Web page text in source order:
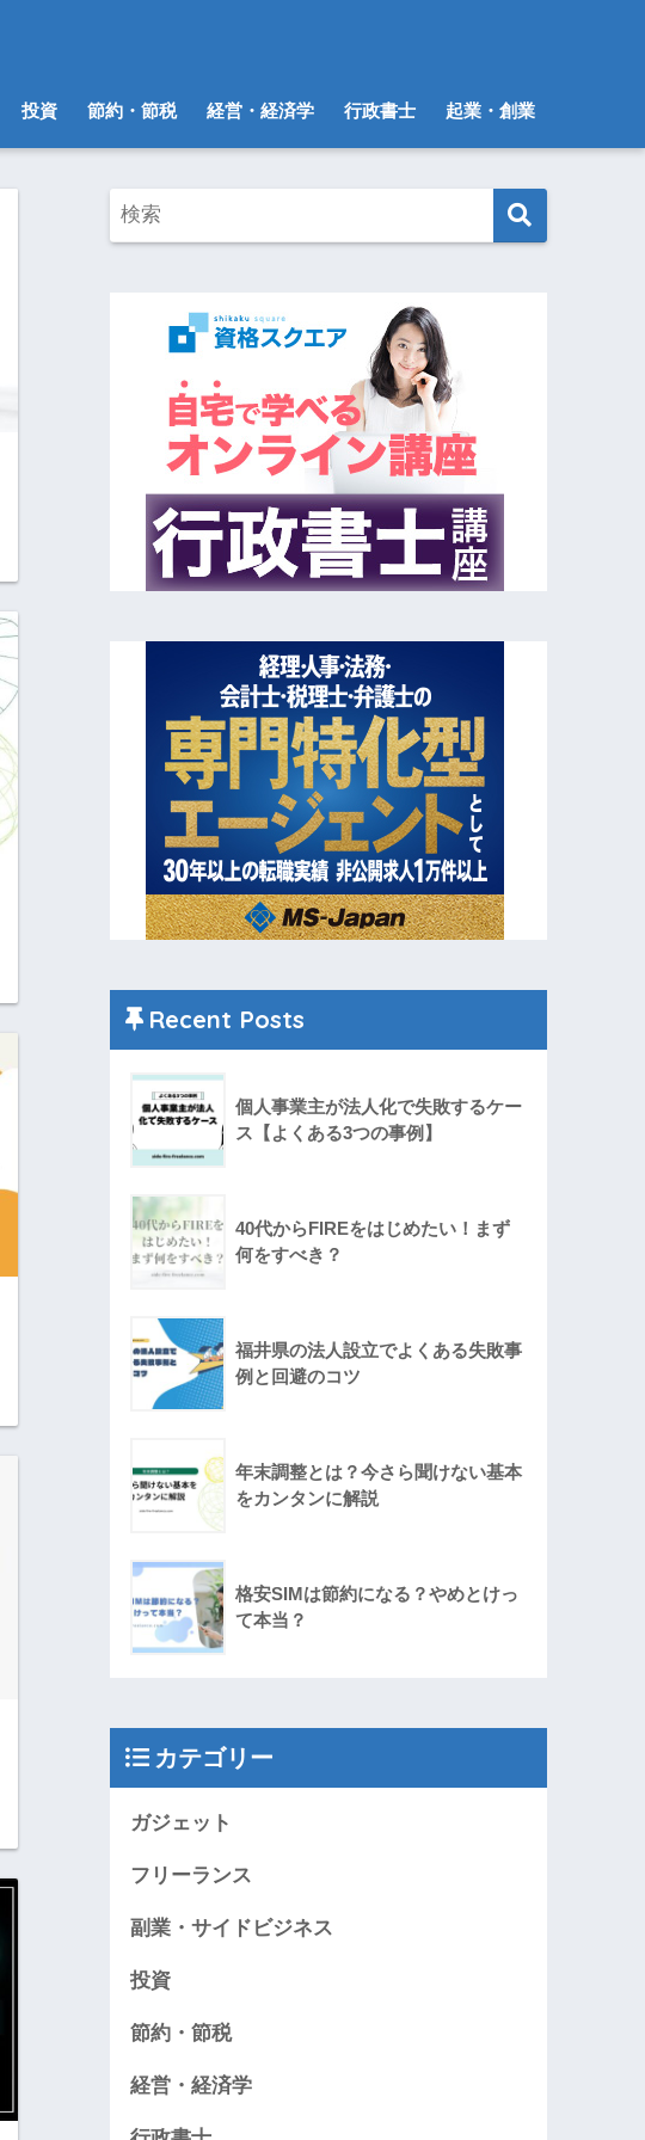
投資 節約・節税 経営・経済学 行政書士 起業・創業
Recent Posts
個人事業主が法人化で失敗するケー
ス【よくある3つの事例】
40代からFIREをはじめたい！まず
何をすべき？
福井県の法人設立でよくある失敗事
例と回避のコツ
年末調整とは？今さら聞けない基本
をカンタンに解説
格安SIMは節約になる？やめとけっ
て本当？
カテゴリー
ガジェット
フリーランス
副業・サイドビジネス
投資
節約・節税
経営・経済学